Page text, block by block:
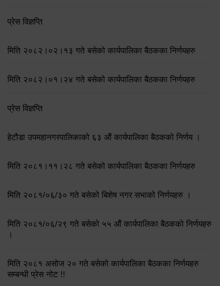
प्रेस विज्ञप्ति
मिति २०८२।०२।१३ गते बसेको कार्यपालिका बैठकका निर्णयहरु
मिति २०८२।०१।२४ गते बसेको कार्यपालिका बैठकका निर्णयहरु
प्रेस विज्ञप्ति
हेटौडा उपमहानगरपालिकाको ६३ औं कार्यपालिका बैठकको निर्णय ।
मिति २०८१।११।२८ गते बसेको कार्यपालिका बैठकका निर्णयहरु
मिति २०८१/०६/३० गते बसेको बिशेष नगर सभाको निर्णयहरु ।
मिति २०८१/०६/२९ गते बसेको ५५ औं कार्यपालिका बैठकको निर्णयहरु
।
मिति २०८१ असोज २० गते बसेको कार्यपालिका बैठकका निर्णयहरु
सम्बन्धी प्रेस नोट !!